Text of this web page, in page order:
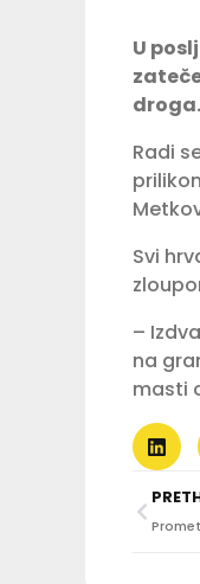
U
droga.
Radi
Svi
–
na
masti